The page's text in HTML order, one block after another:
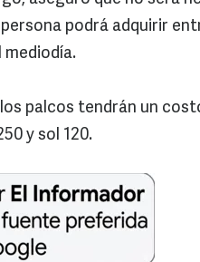
podrá adquirir
mediodía.
palcos tendrán un
y sol 120.